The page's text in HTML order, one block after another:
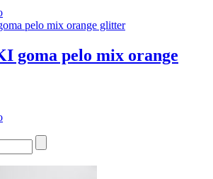
goma pelo mix orange